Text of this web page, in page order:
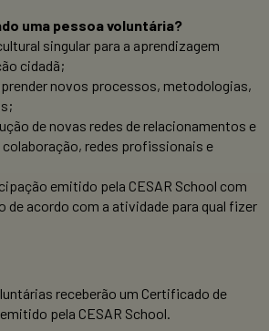
uma pessoa voluntária?
singular para a aprendizagem
cidadã;
novos processos, metodologias,
de novas redes de relacionamentos e
colaboração, redes profissionais e
emitido pela CESAR School com
de acordo com a atividade para qual fizer
receberão um Certificado de
pela CESAR School.